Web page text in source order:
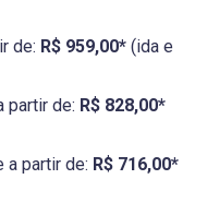
de: R$ 959,00* (ida e
partir de: R$ 828,00*
a partir de: R$ 716,00*